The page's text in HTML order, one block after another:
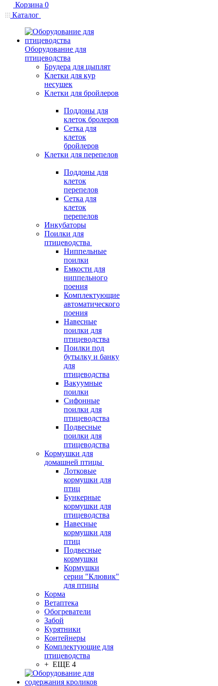
Корзина 0
Каталог
Оборудование для
птицеводства
Брудера для цыплят
Клетки для кур
несушек
Клетки для бройлеров
Поддоны для
клеток бролеров
Сетка для
клеток
бройлеров
Клетки для перепелов
Поддоны для
клеток
перепелов
Сетка для
клеток
перепелов
Инкубаторы
Поилки для
птицеводства
Ниппельные
поилки
Емкости для
ниппельного
поения
Комплектующие
автоматического
поения
Навесные
поилки для
птицеводства
Поилки под
бутылку и банку
для
птицеводства
Вакуумные
поилки
Сифонные
поилки для
птицеводства
Подвесные
поилки для
птицеводства
Кормушки для
домашней птицы
Лотковые
кормушки для
птиц
Бункерные
кормушки для
птицеводства
Навесные
кормушки для
птиц
Подвесные
кормушки
Кормушки
серии "Клювик"
для птицы
Корма
Ветаптека
Обогреватели
Забой
Курятники
Контейнеры
Комплектующие для
птицеводства
+ ЕЩЕ 4